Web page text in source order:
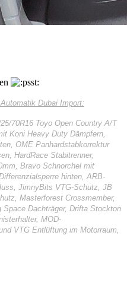
Dubai Import:
70R16 Toyo Open Country A/T
Koni Heavy Duty Dämpfern,
OME Panhardstabkorrektur
HardRace Stabitrenner,
Bravo Schnorchel mit
hinten, ARB-
JimnyBits VTG-Schutz, JB
Masterforest Crossmember,
Dachträger, Drifta Stockton
MOD-
VTG Entlüftung im Motorraum,